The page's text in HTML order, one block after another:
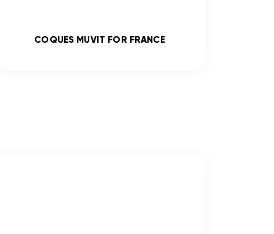
COQUES MUVIT FOR FRANCE